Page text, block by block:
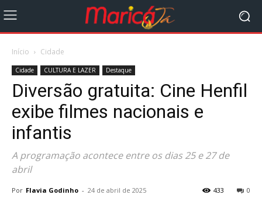
Início Cidade
Cidade CULTURA E LAZER Destaque
Diversão gratuita: Cine Henfil
exibe filmes nacionais e
infantis
A programação acontece entre os dias 25 e 27 de
abril
Por Flavia Godinho - 24 de abril de 2025 0
433